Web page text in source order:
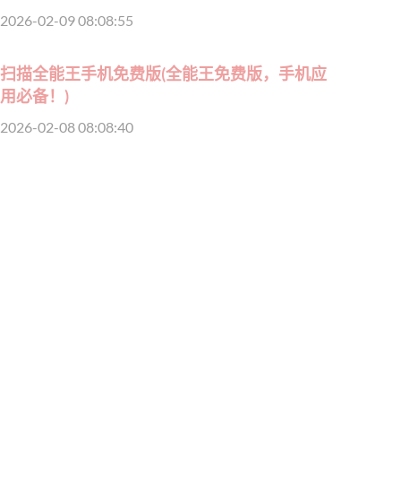
2026-02-09 08:08:55
扫描全能王手机免费版(全能王免费版，手机应
用必备！)
2026-02-08 08:08:40